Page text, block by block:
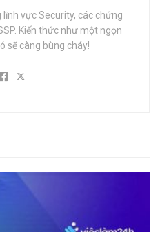
vực Security, các chứng
Kiến thức như một ngọn
sẽ càng bùng cháy!